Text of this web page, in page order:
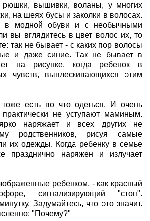
рюшки, вышивки, воланы, у многих
на шеях бусы и заколки в волосах.
в модной обуви и с необычными
вы вглядитесь в цвет волос их, то
так не бывает - с каких пор волосы
и даже синие. Так не бывает в
на рисунке, когда ребенок в
чувств, выплескивающихся этим
есть во что одеться. И очень
не уступают маминым.
наряжает и всех других не
родственников, рисуя самые
их одежды. Когда ребенку в семье
празднично наряжен и излучает
ребенком, - как красный
сигнализирующий "стоп".
Задумайтесь, что это значит.
"Почему?"